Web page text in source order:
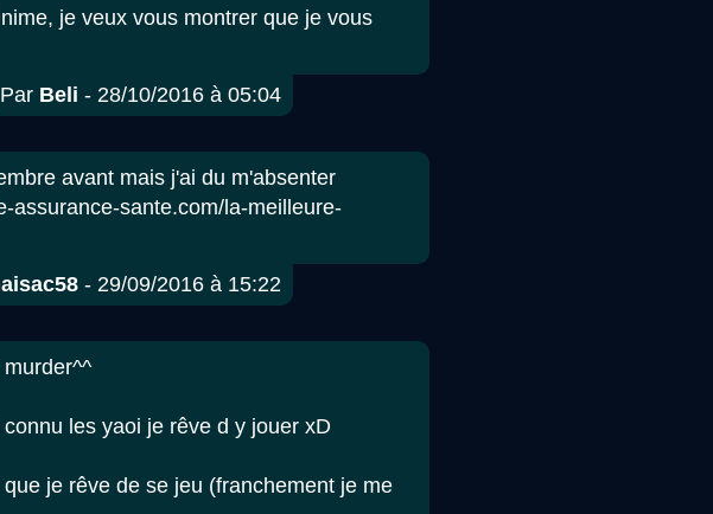
je veux vous montrer que je vous
Par Beli - 28/10/2016 à 05:04
avant mais j'ai du m'absenter
assurance-sante.com/la-meilleure-
- 29/09/2016 à 15:22
les yaoi je rêve d y jouer xD
je rêve de se jeu (franchement je me